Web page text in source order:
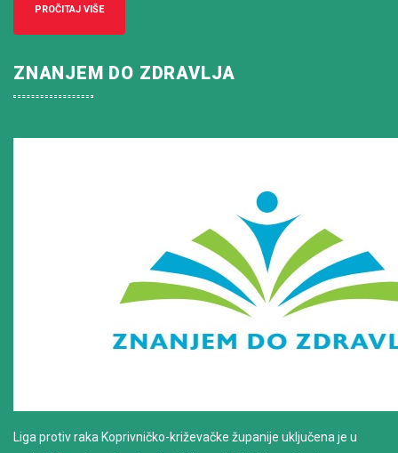
PROČITAJ VIŠE
ZNANJEM DO ZDRAVLJA
Liga protiv raka Koprivničko-križevačke županije uključena je u